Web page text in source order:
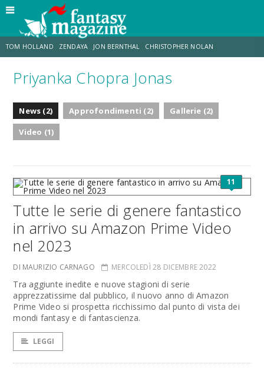
TOM HOLLAND ZENDAYA JON BERNTHAL CHRISTOPHER NOLAN
STRANIMONDI LUCCA COMICS & GAMES ODISSEA
SPIDER-MAN: BRAND NEW DAY
Priyanka Chopra Jonas
News (2) Approfondimenti (2)
Gallerie (2)
Video (1)
11
Tutte le serie di genere fantastico
in arrivo su Amazon Prime Video
nel 2023
DI MAURIZIO CARNAGO MERCOLEDÌ 28 DICEMBRE 2022
Tra aggiunte inedite e nuove stagioni di serie
apprezzatissime dal pubblico, il nuovo anno di Amazon
Prime Video si prospetta ricchissimo dal punto di vista dei
mondi fantasy e di fantascienza.
LEGGI